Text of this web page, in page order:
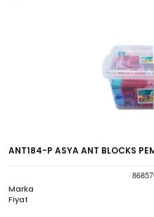
ANT184-P ASYA ANT BLOCKS
Marka
Fiyat